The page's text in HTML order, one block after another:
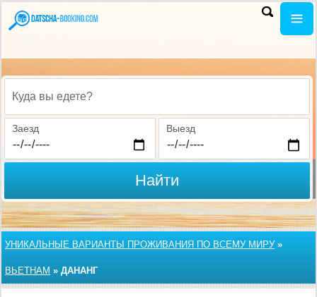
Куда вы едете?
Заезд Выезд
Найти
УНИКАЛЬНЫЕ ВАРИАНТЫ ПРОЖИВАНИЯ ПО ВСЕМУ МИРУ»
ВЬЕТНАМ » ДАНАНГ